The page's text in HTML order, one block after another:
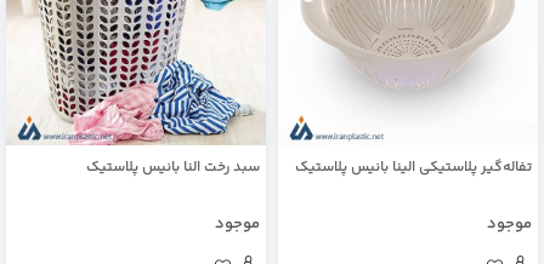
تفاله‌گیر پلاستیکی الینا بانیس پلاستیک
موجود
سبد رخت النا بانیس پلاستیک
موجود